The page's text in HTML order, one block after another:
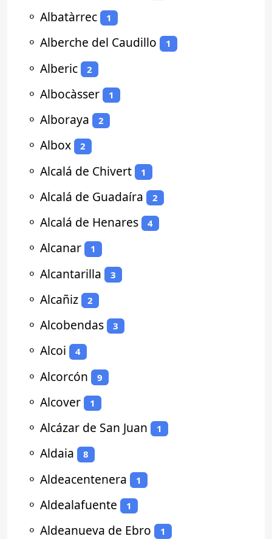
⚬ Albatàrrec 1
⚬ Alberche del Caudillo 1
⚬ Alberic 2
⚬ Albocàsser 1
⚬ Alboraya 2
⚬ Albox 2
⚬ Alcalá de Chivert 1
⚬ Alcalá de Guadaíra 2
⚬ Alcalá de Henares 4
⚬ Alcanar 1
⚬ Alcantarilla 3
⚬ Alcañiz 2
⚬ Alcobendas 3
⚬ Alcoi 4
⚬ Alcorcón 9
⚬ Alcover 1
⚬ Alcázar de San Juan 1
⚬ Aldaia 8
⚬ Aldeacentenera 1
⚬ Aldealafuente 1
⚬ Aldeanueva de Ebro 1